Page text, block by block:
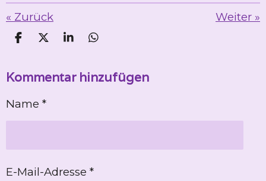
« Zurück Weiter »
T
l
T
l
n
T
l
T
l
Kommentar hinzufügen
Name *
E-Mail-Adresse *